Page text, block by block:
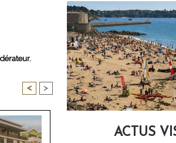
< >
ACTUS